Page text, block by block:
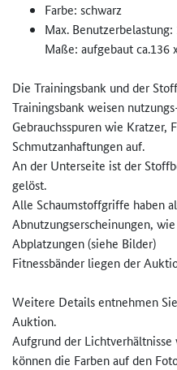
Farbe: schwarz
Max.
Maße: aufgebaut ca.136
Die Trainingsbank und der
Trainingsbank weisen
Gebrauchsspuren wie Kratzer,
Schmutzanhaftungen auf.
An der Unterseite ist der
gelöst.
Alle Schaumstoffgriffe haben
Abnutzungserscheinungen,
Abplatzungen (siehe Bilder)
Fitnessbänder liegen der
Weitere Details entnehmen
Auktion.
Aufgrund der
können die Farben auf den